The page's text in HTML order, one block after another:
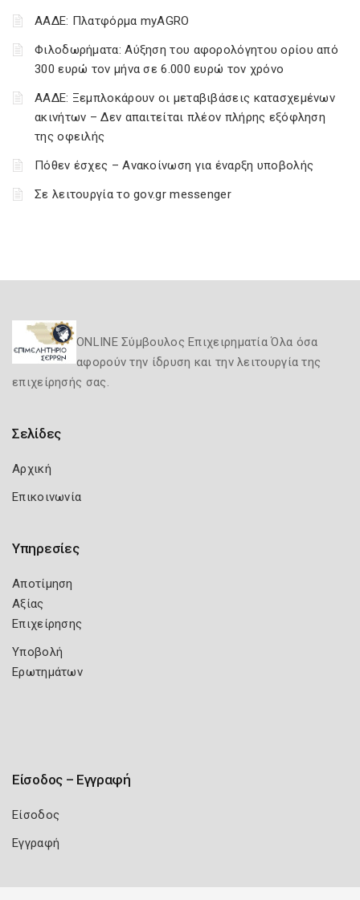
ΑΑΔΕ: Πλατφόρμα myAGRO
Φιλοδωρήματα: Αύξηση του αφορολόγητου ορίου από
300 ευρώ τον μήνα σε 6.000 ευρώ τον χρόνο
ΑΑΔΕ: Ξεμπλοκάρουν οι μεταβιβάσεις κατασχεμένων
ακινήτων – Δεν απαιτείται πλέον πλήρης εξόφληση
της οφειλής
Πόθεν έσχες – Ανακοίνωση για έναρξη υποβολής
Σε λειτουργία το gov.gr messenger
ONLINE Σύμβουλος Επιχειρηματία Όλα όσα
αφορούν την ίδρυση και την λειτουργία της
επιχείρησής σας.
Σελίδες
Αρχική
Επικοινωνία
Υπηρεσίες
Αποτίμηση
Αξίας
Επιχείρησης
Υποβολή
Ερωτημάτων
Είσοδος – Εγγραφή
Είσοδος
Εγγραφή